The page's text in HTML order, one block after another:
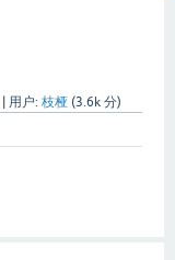
用户: 枝桠 (3.6k 分)